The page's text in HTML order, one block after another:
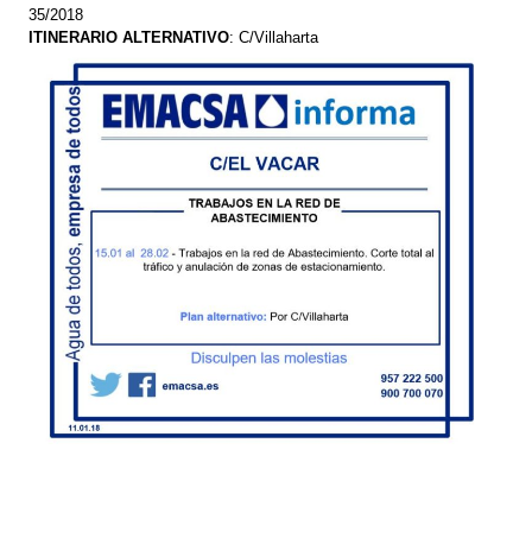
35/2018
ITINERARIO ALTERNATIVO: C/Villaharta